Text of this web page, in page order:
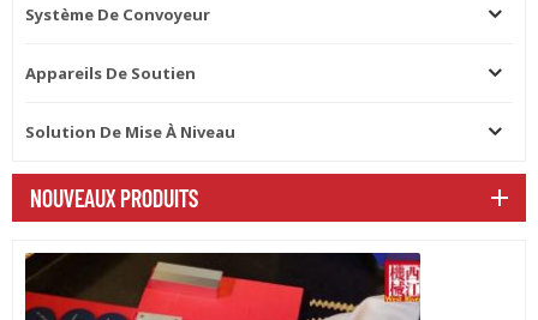
Système De Convoyeur
Appareils De Soutien
Solution De Mise À Niveau
NOUVEAUX PRODUITS